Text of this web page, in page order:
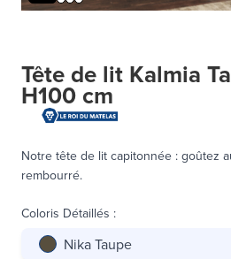
Tête de lit Kalmia
H100 cm
Notre tête de lit capitonnée : goûtez
rembourré.
Coloris Détaillés :
Nika Taupe